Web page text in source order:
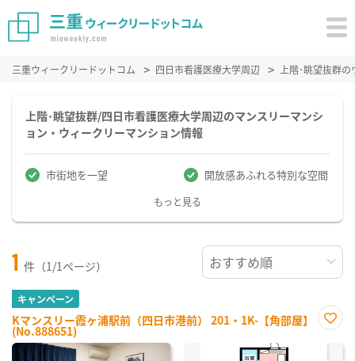
三重ウィークリードットコム 四日市看護医療大学周辺 上階･眺望抜群
上階･眺望抜群/四日市看護医療大学周辺のマンスリーマンシ
ョン・ウィークリーマンション情報
市街地を一望 開放感あふれる特別な空間
もっと見る
1 件（1/1ページ）
キャンペーン
Kマンスリー霞ヶ浦駅前（四日市港前） 201・1K-【角部屋】
(No.888651)
に入